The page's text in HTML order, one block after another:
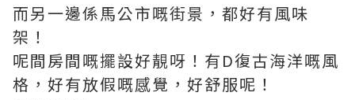
而另一邊係馬公市嘅街景，都好有風味
架！
呢間房間嘅擺設好靚呀！有D復古海洋嘅風
格，好有放假嘅感覺，好舒服呢！